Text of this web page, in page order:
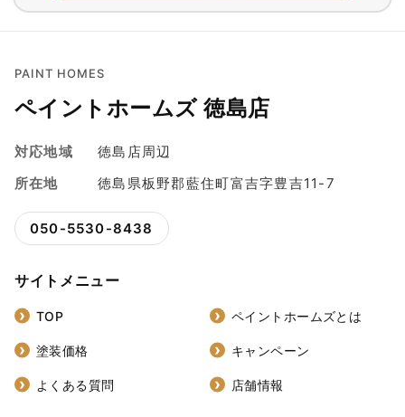
PAINT HOMES
ペイントホームズ 徳島店
対応地域
徳島店周辺
所在地
徳島県板野郡藍住町富吉字豊吉11-7
050-5530-8438
サイトメニュー
TOP ペイントホームズとは
塗装価格 キャンペーン
よくある質問 店舗情報